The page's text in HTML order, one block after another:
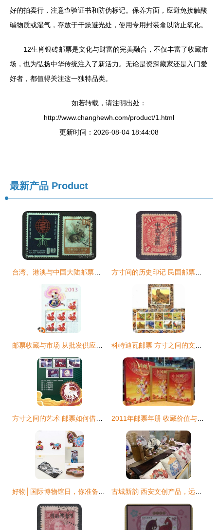
好的拍卖行，注意查验证书和防伪标记。保养方面，应避免接触酸
碱物质或湿气，存放于干燥避光处，使用专用封装盒以防止氧化。
12生肖银砖邮票是文化与财富的完美融合，不仅丰富了收藏市
场，也为弘扬中华传统注入了新活力。无论是资深藏家还是入门爱
好者，都值得关注这一独特品类。
如若转载，请注明出处：
http://www.changhewh.com/product/1.html
更新时间：2026-08-04 18:44:08
最新产品 Product